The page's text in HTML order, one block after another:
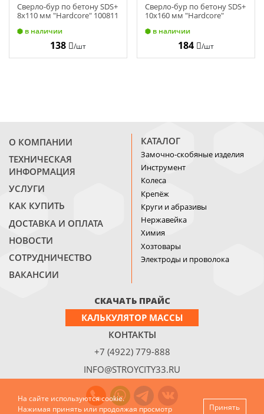
Cверло-бур по бетону SDS+
8х110 мм "Hardcore" 100811
в наличии
138 /шт
Cверло-бур по бетону SDS+
10х160 мм "Hardcore"
в наличии
184 /шт
О КОМПАНИИ
ТЕХНИЧЕСКАЯ
ИНФОРМАЦИЯ
УСЛУГИ
КАК КУПИТЬ
ДОСТАВКА И ОПЛАТА
НОВОСТИ
СОТРУДНИЧЕСТВО
ВАКАНСИИ
КАТАЛОГ
Замочно-скобяные изделия
Инструмент
Колеса
Крепёж
Круги и абразивы
Нержавейка
Химия
Хозтовары
Электроды и проволока
СКАЧАТЬ ПРАЙС
КАЛЬКУЛЯТОР МАССЫ
КОНТАКТЫ
+7 (4922) 779-888
INFO@STROYCITY33.RU
На сайте используются cookie.
Нажимая принять или продолжая просмотр
Принять